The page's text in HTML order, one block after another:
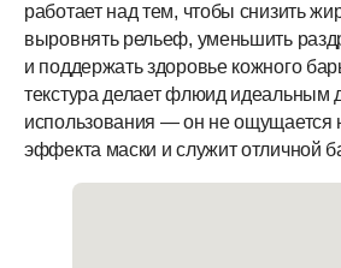
работает над тем, чтобы снизить
выровнять рельеф, уменьшить
и поддержать здоровье кожного
текстура делает флюид идеальным
использования — он не ощущается
эффекта маски и служит отличной